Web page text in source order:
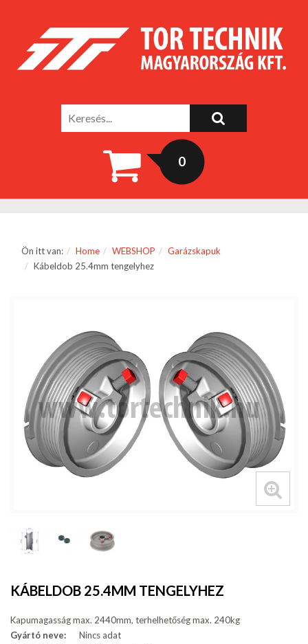
0
Ön itt van: Home WEBSHOP
Garázskapuk
Kábeldob 25.4mm tengelyhez
KÁBELDOB 25.4MM TENGELYHEZ
Kapumagasság max. 2440mm, terhelhetőség max. 240kg
Gyártó neve:
Nincs adat